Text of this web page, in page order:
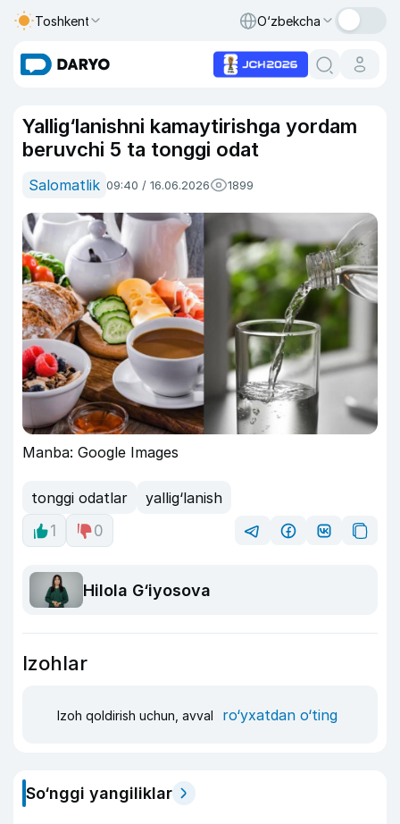
Toshkent O‘zbekcha
Yallig‘lanishni kamaytirishga yordam
beruvchi 5 ta tonggi odat
Salomatlik 09:40 / 16.06.2026 1899
Manba: Google Images
tonggi odatlar
yallig‘lanish
1
0
Hilola G‘iyosova
Izohlar
Izoh qoldirish uchun, avval ro‘yxatdan o‘ting
So‘nggi yangiliklar